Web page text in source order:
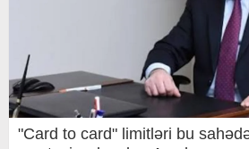
"Card to card" limitləri bu